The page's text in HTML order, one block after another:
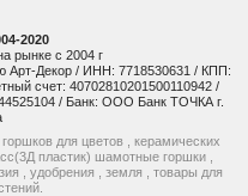
2020
рынке с 2004 г
Арт-Декор / ИНН: 7718530631 / КПП:
счет: 40702810201500110942 /
/ Банк: ООО Банк ТОЧКА г.
для цветов , керамических
пластик) шамотные горшки ,
, удобрения , земля , товары для